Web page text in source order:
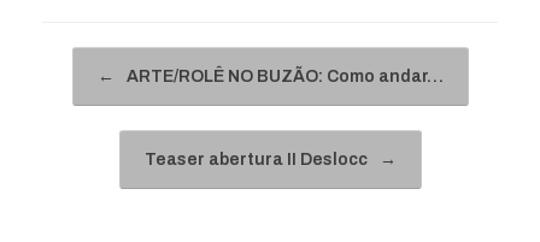
← ARTE/ROLÊ NO BUZÃO: Como andar…
Teaser abertura II Deslocc →